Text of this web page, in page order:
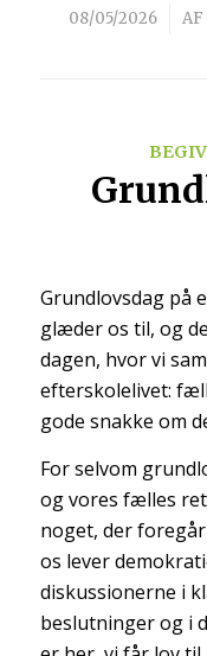
08/05/2026
/ AF
Grundlovsdag på
glæder os til, og
dagen, hvor vi
efterskolelivet:
gode snakke om
For selvom
og vores fælles
noget, der
os lever
diskussionerne i
beslutninger og i